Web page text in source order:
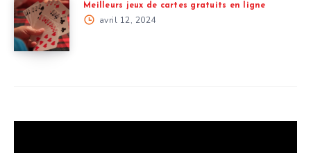
Meilleurs jeux de cartes gratuits en ligne
avril 12, 2024